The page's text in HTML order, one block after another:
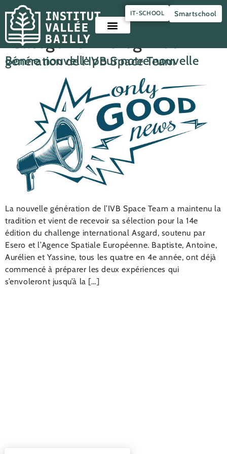
IT-SCHOOL Smartschool
Catégorie :
Bonne nouvelle pour notre nouvelle génération de l’IVB Space Team
La nouvelle génération de l’IVB Space Team a maintenu la
tradition et vient de recevoir sa sélection pour la 14e
édition du challenge international Asgard, soutenu par
Esero et l’Agence Spatiale Européenne. Baptiste, Antoine,
Aurélien et Yassine, tous les quatre en 4e année, ont déjà
commencé à préparer les deux expériences qui
s’envoleront jusqu’à la […]
Panneau de gestion des cookies